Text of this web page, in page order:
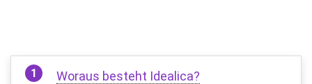
Woraus besteht Idealica?